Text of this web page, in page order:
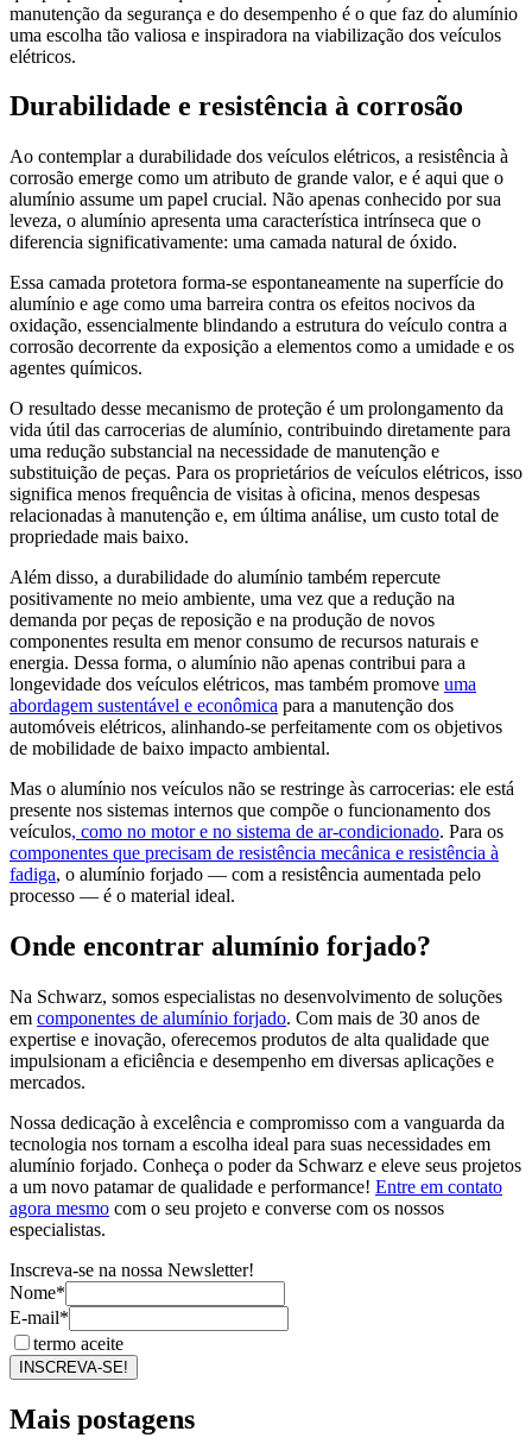
manutenção da segurança e do desempenho é o que faz do alumínio
uma escolha tão valiosa e inspiradora na viabilização dos veículos
elétricos.
Durabilidade e resistência à corrosão
Ao contemplar a durabilidade dos veículos elétricos, a resistência à
corrosão emerge como um atributo de grande valor, e é aqui que o
alumínio assume um papel crucial. Não apenas conhecido por sua
leveza, o alumínio apresenta uma característica intrínseca que o
diferencia significativamente: uma camada natural de óxido.
Essa camada protetora forma-se espontaneamente na superfície do
alumínio e age como uma barreira contra os efeitos nocivos da
oxidação, essencialmente blindando a estrutura do veículo contra a
corrosão decorrente da exposição a elementos como a umidade e os
agentes químicos.
O resultado desse mecanismo de proteção é um prolongamento da
vida útil das carrocerias de alumínio, contribuindo diretamente para
uma redução substancial na necessidade de manutenção e
substituição de peças. Para os proprietários de veículos elétricos, isso
significa menos frequência de visitas à oficina, menos despesas
relacionadas à manutenção e, em última análise, um custo total de
propriedade mais baixo.
Além disso, a durabilidade do alumínio também repercute
positivamente no meio ambiente, uma vez que a redução na
demanda por peças de reposição e na produção de novos
componentes resulta em menor consumo de recursos naturais e
energia. Dessa forma, o alumínio não apenas contribui para a
longevidade dos veículos elétricos, mas também promove uma
abordagem sustentável e econômica para a manutenção dos
automóveis elétricos, alinhando-se perfeitamente com os objetivos
de mobilidade de baixo impacto ambiental.
Mas o alumínio nos veículos não se restringe às carrocerias: ele está
presente nos sistemas internos que compõe o funcionamento dos
veículos, como no motor e no sistema de ar-condicionado. Para os
componentes que precisam de resistência mecânica e resistência à
fadiga, o alumínio forjado — com a resistência aumentada pelo
processo — é o material ideal.
Onde encontrar alumínio forjado?
Na Schwarz, somos especialistas no desenvolvimento de soluções
em componentes de alumínio forjado. Com mais de 30 anos de
expertise e inovação, oferecemos produtos de alta qualidade que
impulsionam a eficiência e desempenho em diversas aplicações e
mercados.
Nossa dedicação à excelência e compromisso com a vanguarda da
tecnologia nos tornam a escolha ideal para suas necessidades em
alumínio forjado. Conheça o poder da Schwarz e eleve seus projetos
a um novo patamar de qualidade e performance! Entre em contato
agora mesmo com o seu projeto e converse com os nossos
especialistas.
Inscreva-se na nossa Newsletter!
Nome*
E-mail*
termo aceite
INSCREVA-SE!
Mais postagens